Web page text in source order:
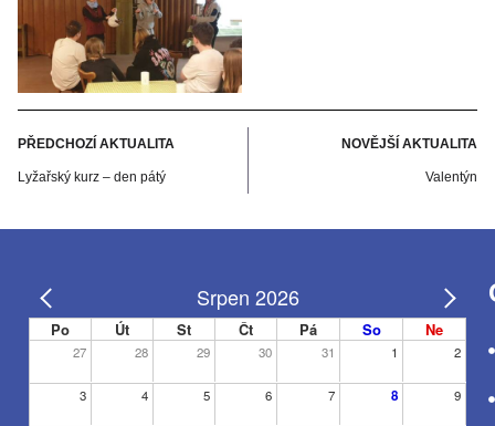
PŘEDCHOZÍ AKTUALITA
Lyžařský kurz – den pátý
NOVĚJŠÍ AKTUALITA
Valentýn
Srpen 2026
Po Út St Čt Pá So Ne
27 28 29 30 31 1 2
3 4 5 6 7 8 9